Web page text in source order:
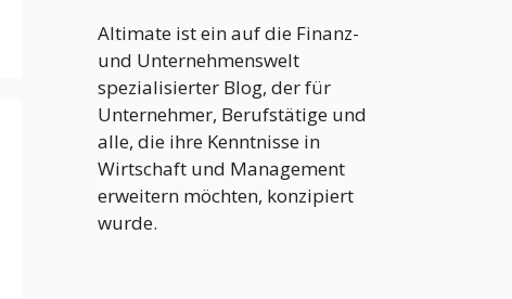
Altimate ist ein auf die Finanz-
und Unternehmenswelt
spezialisierter Blog, der für
Unternehmer, Berufstätige und
alle, die ihre Kenntnisse in
Wirtschaft und Management
erweitern möchten, konzipiert
wurde.